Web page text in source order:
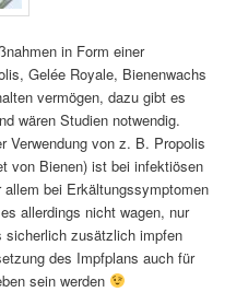
in Form einer
Gelée Royale, Bienenwachs
vermögen, dazu gibt es
wären Studien notwendig.
Verwendung von z. B. Propolis
von Bienen) ist bei infektiösen
bei Erkältungssymptomen
allerdings nicht wagen, nur
sicherlich zusätzlich impfen
des Impfplans auch für
sein werden